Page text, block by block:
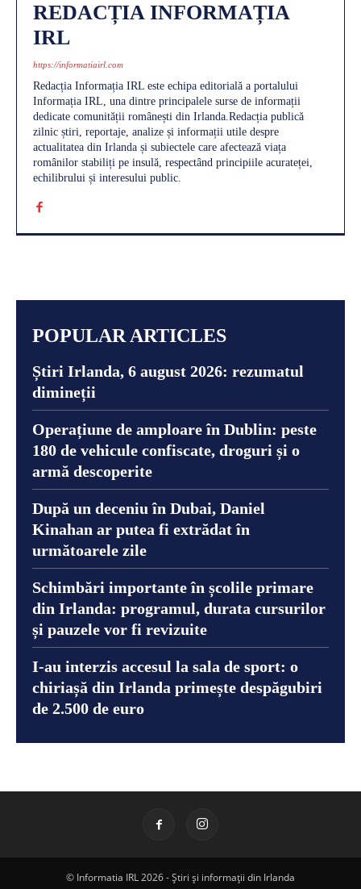
REDACȚIA INFORMAȚIA
IRL
https://informatiairl.com
Redacția Informația IRL este echipa editorială a portalului
Informația IRL, una dintre principalele surse de informații
dedicate comunității românești din Irlanda.Redacția publică
zilnic știri, reportaje, analize și informații utile despre
actualitatea din Irlanda și subiectele care afectează viața
românilor stabiliți pe insulă, respectând principiile acurateței,
echilibrului și interesului public.
POPULAR ARTICLES
Știri Irlanda, 6 august 2026: rezumatul
dimineții
Operațiune de amploare în Dublin: peste
180 de vehicule confiscate, droguri și o
armă descoperite
După un deceniu în Dubai, Daniel
Kinahan ar putea fi extrădat în
următoarele zile
Schimbări importante în școlile primare
din Irlanda: programul, durata cursurilor
și pauzele vor fi revizuite
I-au interzis accesul la sala de sport: o
chiriașă din Irlanda primește despăgubiri
de 2.500 de euro
© Informatia IRL 2026 - Știri și informații din Irlanda